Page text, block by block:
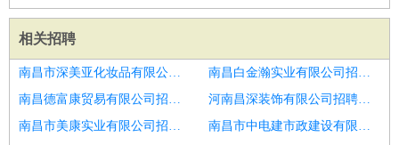
相关招聘
南昌市深美亚化妆品有限公司招聘血透医生
南昌白金瀚实业有限公司招聘内科医生
南昌德富康贸易有限公司招聘口腔医生助理
河南昌深装饰有限公司招聘内科医生
南昌市美康实业有限公司招聘口腔实习医生
南昌市中电建市政建设有限公司招聘美容皮肤科医生